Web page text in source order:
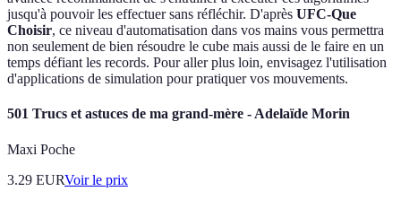
jusqu'à pouvoir les effectuer sans réfléchir. D'après UFC-Que
Choisir, ce niveau d'automatisation dans vos mains vous permettra
non seulement de bien résoudre le cube mais aussi de le faire en un
temps défiant les records. Pour aller plus loin, envisagez l'utilisation
d'applications de simulation pour pratiquer vos mouvements.
501 Trucs et astuces de ma grand-mère - Adelaïde Morin
Maxi Poche
3.29 EURVoir le prix